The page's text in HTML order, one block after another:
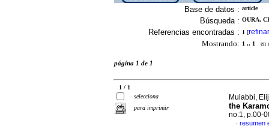
Base de datos : article
Búsqueda : OURA,
Referencias encontradas : 1 [refinar
Mostrando: 1 .. 1 en
página 1 de 1
1 / 1
selecciona
para imprimir
Mulabbi,
the
no.1, p.00-
· resumen